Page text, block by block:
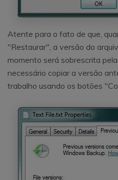
Atente para o fato de que,
"Restaurar", a versão do
momento será sobrescrita
necessário copiar a versão
trabalho usando os botões